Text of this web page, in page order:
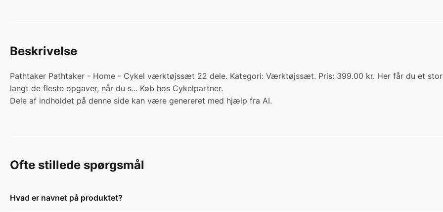
Beskrivelse
Pathtaker Pathtaker - Home - Cykel værktøjssæt 22 dele. Kategori: Værktøjssæt. Pris: 399.00 kr. Her får du et
langt de fleste opgaver, når du s... Køb hos Cykelpartner.
Dele af indholdet på denne side kan være genereret med hjælp fra AI.
Ofte stillede spørgsmål
Hvad er navnet på produktet?